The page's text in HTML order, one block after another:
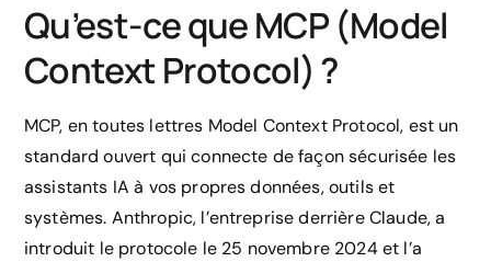
Qu’est-ce que MCP (Model
Context Protocol) ?
MCP, en toutes lettres Model Context Protocol, est un
standard ouvert qui connecte de façon sécurisée les
assistants IA à vos propres données, outils et
systèmes. Anthropic, l’entreprise derrière Claude, a
introduit le protocole le 25 novembre 2024 et l’a